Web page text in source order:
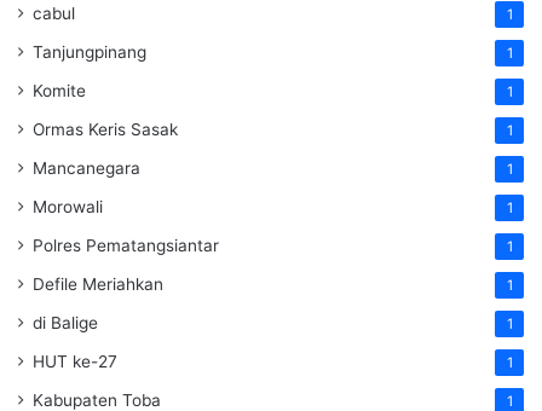
cabul 1
Tanjungpinang 1
Komite 1
Ormas Keris Sasak 1
Mancanegara 1
Morowali 1
Polres Pematangsiantar 1
Defile Meriahkan 1
di Balige 1
HUT ke-27 1
Kabupaten Toba 1